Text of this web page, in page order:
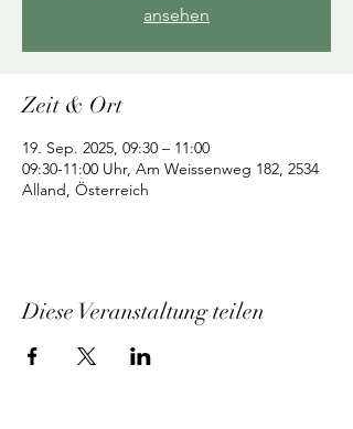
ansehen
Zeit & Ort
19. Sep. 2025, 09:30 – 11:00
09:30-11:00 Uhr, Am Weissenweg 182, 2534
Alland, Österreich
Diese Veranstaltung teilen